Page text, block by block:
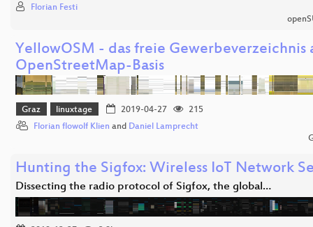
Florian Festi
YellowOSM - das freie Gewerbeverzeichnis
OpenStreetMap-Basis
Graz linuxtage 2019-04-27
215
Florian flowolf Klien and Daniel Lamprecht
Hunting the Sigfox: Wireless IoT Network
Dissecting the radio protocol of Sigfox, the global…